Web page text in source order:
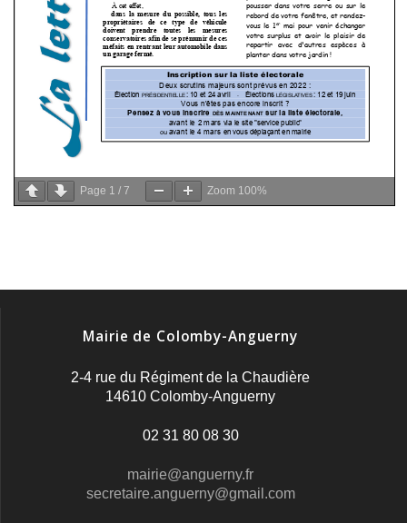
Page 1 / 7 Zoom 100%
Mairie de Colomby-Anguerny
2-4 rue du Régiment de la Chaudière
14610 Colomby-Anguerny
02 31 80 08 30
mairie@anguerny.fr
secretaire.anguerny@gmail.com